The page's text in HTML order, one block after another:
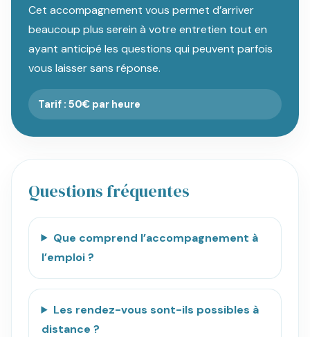
Cet accompagnement vous permet d’arriver
beaucoup plus serein à votre entretien tout en
ayant anticipé les questions qui peuvent parfois
vous laisser sans réponse.
Tarif : 50€ par heure
Questions fréquentes
Que comprend l’accompagnement à
l’emploi ?
Les rendez-vous sont-ils possibles à
distance ?